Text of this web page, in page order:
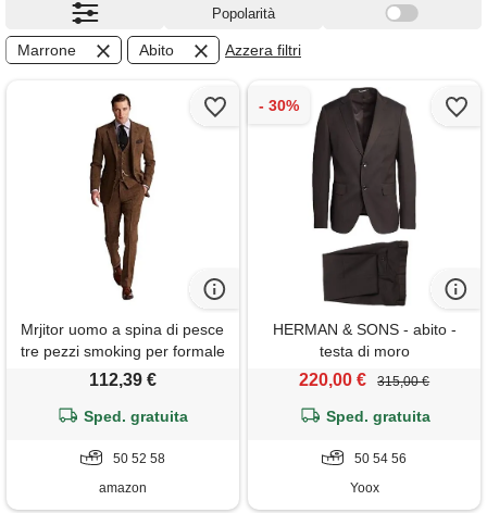
Popolarità
Marrone Abito Azzera filtri
Mrjitor uomo a spina di pesce
tre pezzi smoking per formale
casual ballo, risvolto con
112,39 €
Sped. gratuita
50 52 58
amazon
HERMAN & SONS - abito -
testa di moro
220,00 € 315,00 €
Sped. gratuita
50 54 56
Yoox